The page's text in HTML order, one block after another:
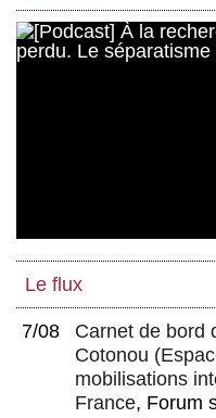
Le flux
7/08
Carnet de bord
Cotonou (
mobilisations
France, Forum